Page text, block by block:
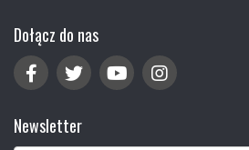
Dołącz do nas
Newsletter